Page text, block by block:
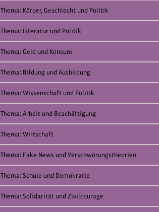
Thema: Körper, Geschlecht und Politik
Thema: Literatur und Politik
Thema: Geld und Konsum
Thema: Bildung und Ausbildung
Thema: Wissenschaft und Politik
Thema: Arbeit und Beschäftigung
Thema: Wirtschaft
Thema: Fake News und Verschwörungstheorien
Thema: Schule und Demokratie
Thema: Solidarität und Zivilcourage